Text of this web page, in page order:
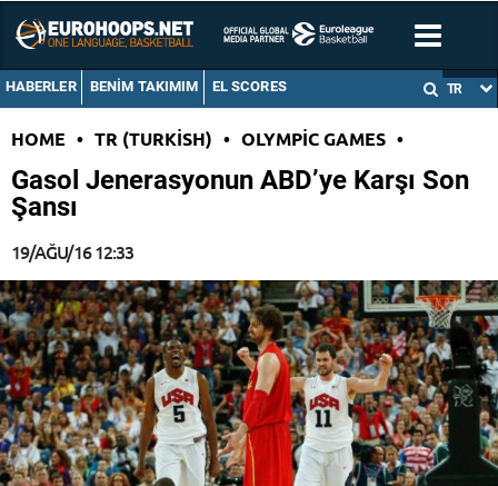
HABERLER BENIM TAKIMIM EL SCORES TR
HOME • TR (TURKISH) • OLYMPIC GAMES •
Gasol Jenerasyonun ABD’ye Karşı Son
Şansı
19/AĞU/16 12:33